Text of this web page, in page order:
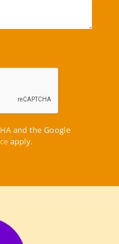
and the Google
apply.